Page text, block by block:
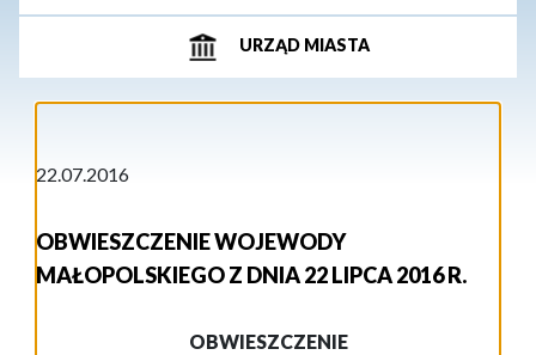
URZĄD MIASTA
22.07.2016
OBWIESZCZENIE WOJEWODY
MAŁOPOLSKIEGO Z DNIA 22 LIPCA 2016 R.
OBWIESZCZENIE